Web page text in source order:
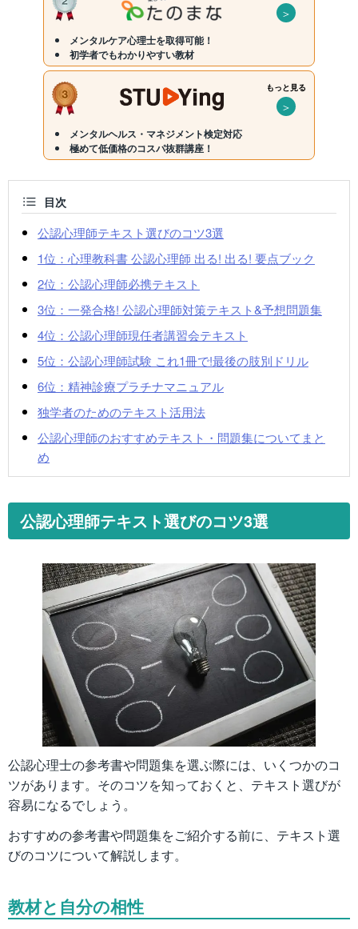
＞
メンタルケア心理士を取得可能！
初学者でもわかりやすい教材
もっと見る
＞
メンタルヘルス・マネジメント検定対応
極めて低価格のコスパ抜群講座！
目次
公認心理師テキスト選びのコツ3選
1位：心理教科書 公認心理師 出る! 出る! 要点ブック
2位：公認心理師必携テキスト
3位：一発合格! 公認心理師対策テキスト&予想問題集
4位：公認心理師現任者講習会テキスト
5位：公認心理師試験 これ1冊で!最後の肢別ドリル
6位：精神診療プラチナマニュアル
独学者のためのテキスト活用法
公認心理師のおすすめテキスト・問題集についてまと
め
公認心理師テキスト選びのコツ3選
公認心理士の参考書や問題集を選ぶ際には、いくつかのコ
ツがあります。そのコツを知っておくと、テキスト選びが
容易になるでしょう。
おすすめの参考書や問題集をご紹介する前に、テキスト選
びのコツについて解説します。
教材と自分の相性